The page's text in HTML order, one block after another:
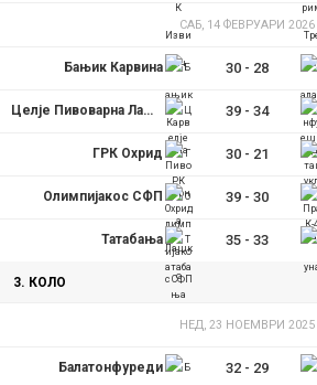
САБ, 14 ФЕВРУАРИ 2026
Бањик Карвина 30- 28
Целје Пивоварна Лашко 39- 34
ГРК Охрид 30- 21
Олимпијакос СФП 39- 30
Татабања 35- 33
3. КОЛО
НЕД, 23 НОЕМВРИ 2025
Балатонфуреди 32- 29